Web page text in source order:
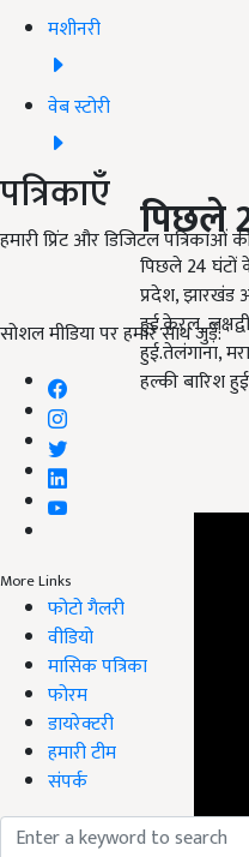
मशीनरी
वेब स्टोरी
पत्रिकाएँ
हमारी प्रिंट और डिजिटल पत्रिकाओं
सोशल मीडिया पर हमारे साथ जुड़ें:
More Links
फोटो गैलरी
वीडियो
मासिक पत्रिका
फोरम
डायरेक्टरी
हमारी टीम
संपर्क
पिछले
पिछले 24 घंटों
प्रदेश, झारखंड
हुई.केरल,
हुई.तेलंगाना,
हल्की बारिश